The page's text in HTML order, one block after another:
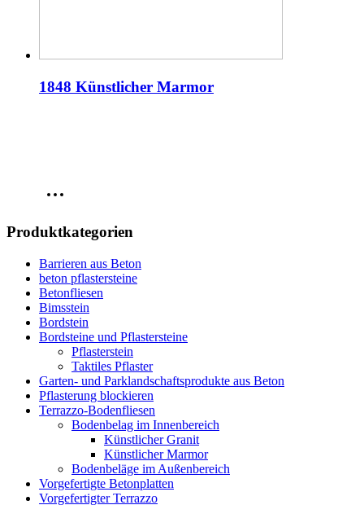
1848 Künstlicher Marmor
Produktkategorien
Barrieren aus Beton
beton pflastersteine
Betonfliesen
Bimsstein
Bordstein
Bordsteine und Pflastersteine
Pflasterstein
Taktiles Pflaster
Garten- und Parklandschaftsprodukte aus Beton
Pflasterung blockieren
Terrazzo-Bodenfliesen
Bodenbelag im Innenbereich
Künstlicher Granit
Künstlicher Marmor
Bodenbeläge im Außenbereich
Vorgefertigte Betonplatten
Vorgefertigter Terrazzo